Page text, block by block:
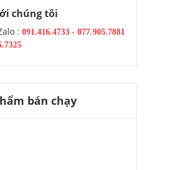
chúng tôi
: 091.416.4733- 077.905.7881
bán chạy